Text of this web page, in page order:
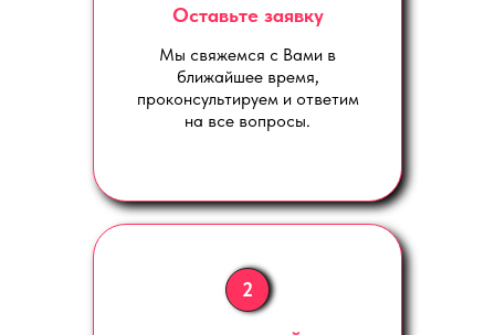
Оставьте заявку
Мы свяжемся с Вами в
ближайшее время,
проконсультируем и ответим
на все вопросы.
2